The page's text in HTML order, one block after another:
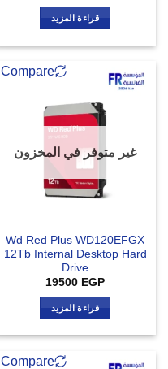
قراءة المزيد
Compare
غير متوفر في المخزون
Wd Red Plus WD120EFGX
12Tb Internal Desktop Hard
Drive
19500 EGP
قراءة المزيد
Compare